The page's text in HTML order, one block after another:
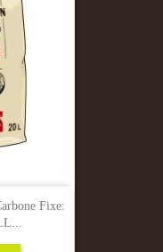
Fixe: